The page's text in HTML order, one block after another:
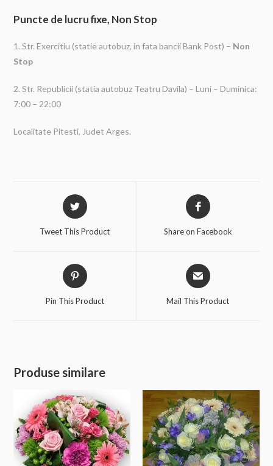
Puncte de lucru fixe, Non Stop
1. Str. Exercitiu (statie autobuz, in fata bancii Bank Post) – Non
Stop
2. Str. Republicii (statia autobuz Teatru Davila) – Luni – Duminica:
7:00 – 22:00
Localitate Pitesti, Judet Arges.
Tweet This Product Share on Facebook
Pin This Product Mail This Product
Produse similare